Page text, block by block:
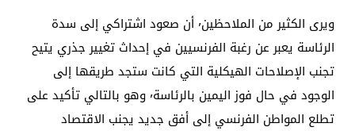
ويرى الكثير من الملاحظين٬ أن صعود اشتراكي إلى سدة
الرئاسة يعبر عن رغبة الفرنسيين في إحداث تغيير جذري يتيح
تجنب الإصلاحات الهيكلية التي كانت ستجد طريقها إلى
الوجود في حال فوز اليمين بالرئاسة٬ وهو بالتالي تأكيد على
تطلع المواطن الفرنسي إلى أفق جديد يجنب الاقتصاد